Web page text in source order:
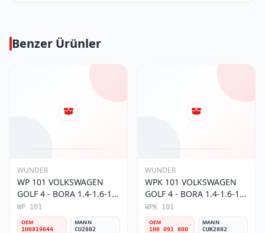
Benzer Ürünler
WUNDER
WP 101 VOLKSWAGEN
GOLF 4 - BORA 1.4-1.6-1.8
POLO III 1H0 819 644
Polen Filtresi
WP 101
OEM
1H0819644
MANN
CU2882
WUNDER
WPK 101 VOLKSWAGEN
GOLF 4 - BORA 1.4-1.6-1.8
POLO III KARBONLU 1H0
091 800 Polen Filtresi
WPK 101
OEM
1H0 091 800
MANN
CUK2882